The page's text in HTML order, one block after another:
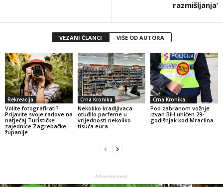
razmišljanja’
VEZANI ČLANCI VIŠE OD AUTORA
Rekreacija
Volite fotografirati?
Prijavite svoje radove na
natječaj Turističke
zajednice Zagrebačke
županije
Crna Kronika
Nekoliko kradljivaca
otuđilo parfeme u
vrijednosti nekoliko
tisuća eura
Crna Kronika
Pod zabranom vožnje
izvan BiH uhićen 29-
godišnjak kod Mraclina
- Advertisement -